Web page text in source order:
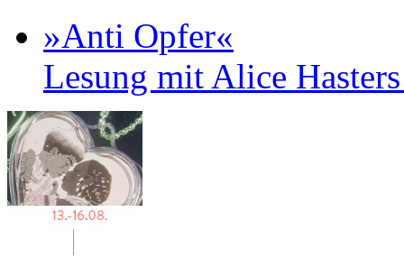
»Anti Opfer«
Lesung mit Alice